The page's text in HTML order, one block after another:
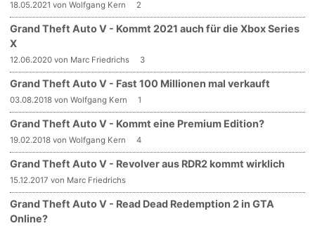
18.05.2021 von Wolfgang Kern 2
Grand Theft Auto V - Kommt 2021 auch für die Xbox Series
X
12.06.2020 von Marc Friedrichs 3
Grand Theft Auto V - Fast 100 Millionen mal verkauft
03.08.2018 von Wolfgang Kern 1
Grand Theft Auto V - Kommt eine Premium Edition?
19.02.2018 von Wolfgang Kern 4
Grand Theft Auto V - Revolver aus RDR2 kommt wirklich
15.12.2017 von Marc Friedrichs
Grand Theft Auto V - Read Dead Redemption 2 in GTA
Online?